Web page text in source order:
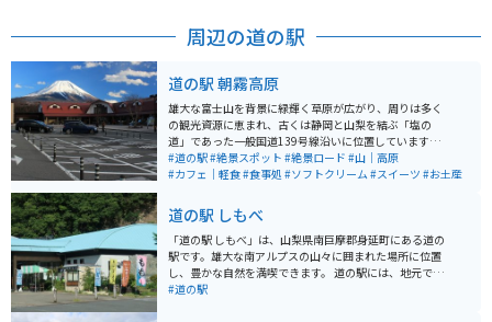
周辺の道の駅
道の駅 朝霧高原
雄大な富士山を背景に緑輝く草原が広がり、周りは多く
の観光資源に恵まれ、古くは静岡と山梨を結ぶ「塩の
道」であった一般国道139号線沿いに位置しています。
牛舎風デザインと牧歌的イメージで整備され、地元の特
産品などもあり、自然とのふれあいや思わぬ発見が期待
#道の駅#絶景スポット #絶景ロード #山｜高原
#カフェ｜軽食#食事処 #ソフトクリーム#スイーツ #お土産
道の駅 しもべ
「道の駅 しもべ」は、山梨県南巨摩郡身延町にある道の
駅です。雄大な南アルプスの山々に囲まれた場所に位置
し、豊かな自然を満喫できます。 道の駅には、地元で採
れた新鮮な野菜や果物が並ぶ直売所や、山梨名物のほう
#道の駅